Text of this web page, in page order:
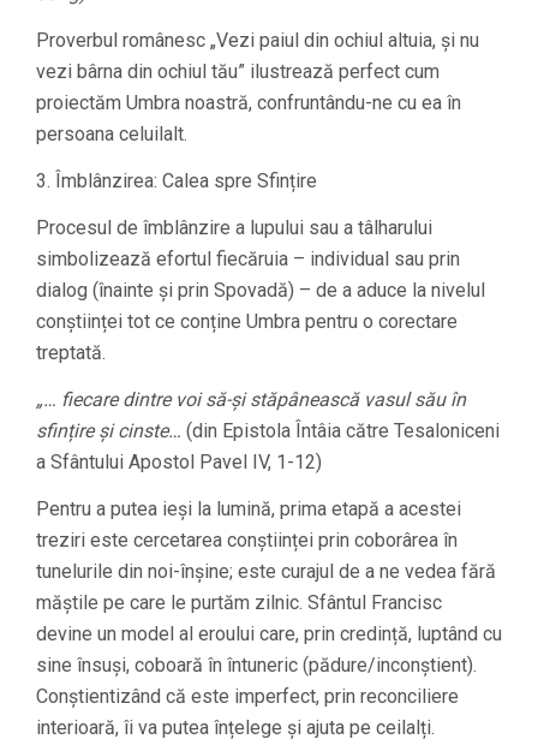
Proverbul românesc „Vezi paiul din ochiul altuia, și nu
vezi bârna din ochiul tău” ilustrează perfect cum
proiectăm Umbra noastră, confruntându-ne cu ea în
persoana celuilalt.
3. Îmblânzirea: Calea spre Sfințire
Procesul de îmblânzire a lupului sau a tâlharului
simbolizează efortul fiecăruia – individual sau prin
dialog (înainte și prin Spovadă) – de a aduce la nivelul
conștiinței tot ce conține Umbra pentru o corectare
treptată.
„… fiecare dintre voi să-și stăpânească vasul său în
sfințire și cinste… (din Epistola Întâia către Tesaloniceni
a Sfântului Apostol Pavel IV, 1-12)
Pentru a putea ieși la lumină, prima etapă a acestei
treziri este cercetarea conștiinței prin coborârea în
tunelurile din noi-înșine; este curajul de a ne vedea fără
măștile pe care le purtăm zilnic. Sfântul Francisc
devine un model al eroului care, prin credință, luptând cu
sine însuși, coboară în întuneric (pădure/inconștient).
Conștientizând că este imperfect, prin reconciliere
interioară, îi va putea înțelege și ajuta pe ceilalți.